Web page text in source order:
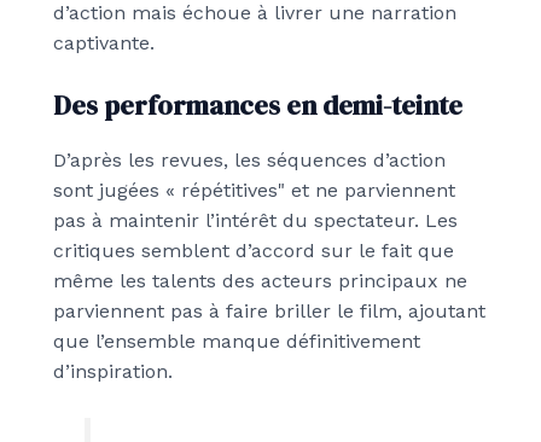
d’action mais échoue à livrer une narration
captivante.
Des performances en demi-teinte
D’après les revues, les séquences d’action
sont jugées « répétitives" et ne parviennent
pas à maintenir l’intérêt du spectateur. Les
critiques semblent d’accord sur le fait que
même les talents des acteurs principaux ne
parviennent pas à faire briller le film, ajoutant
que l’ensemble manque définitivement
d’inspiration.